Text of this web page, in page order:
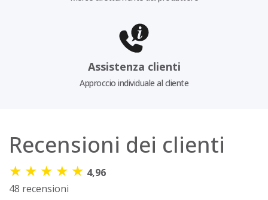
Assistenza clienti
Approccio individuale al cliente
Recensioni dei clienti
★ ★ ★ ★ ★ 4,96
48 recensioni